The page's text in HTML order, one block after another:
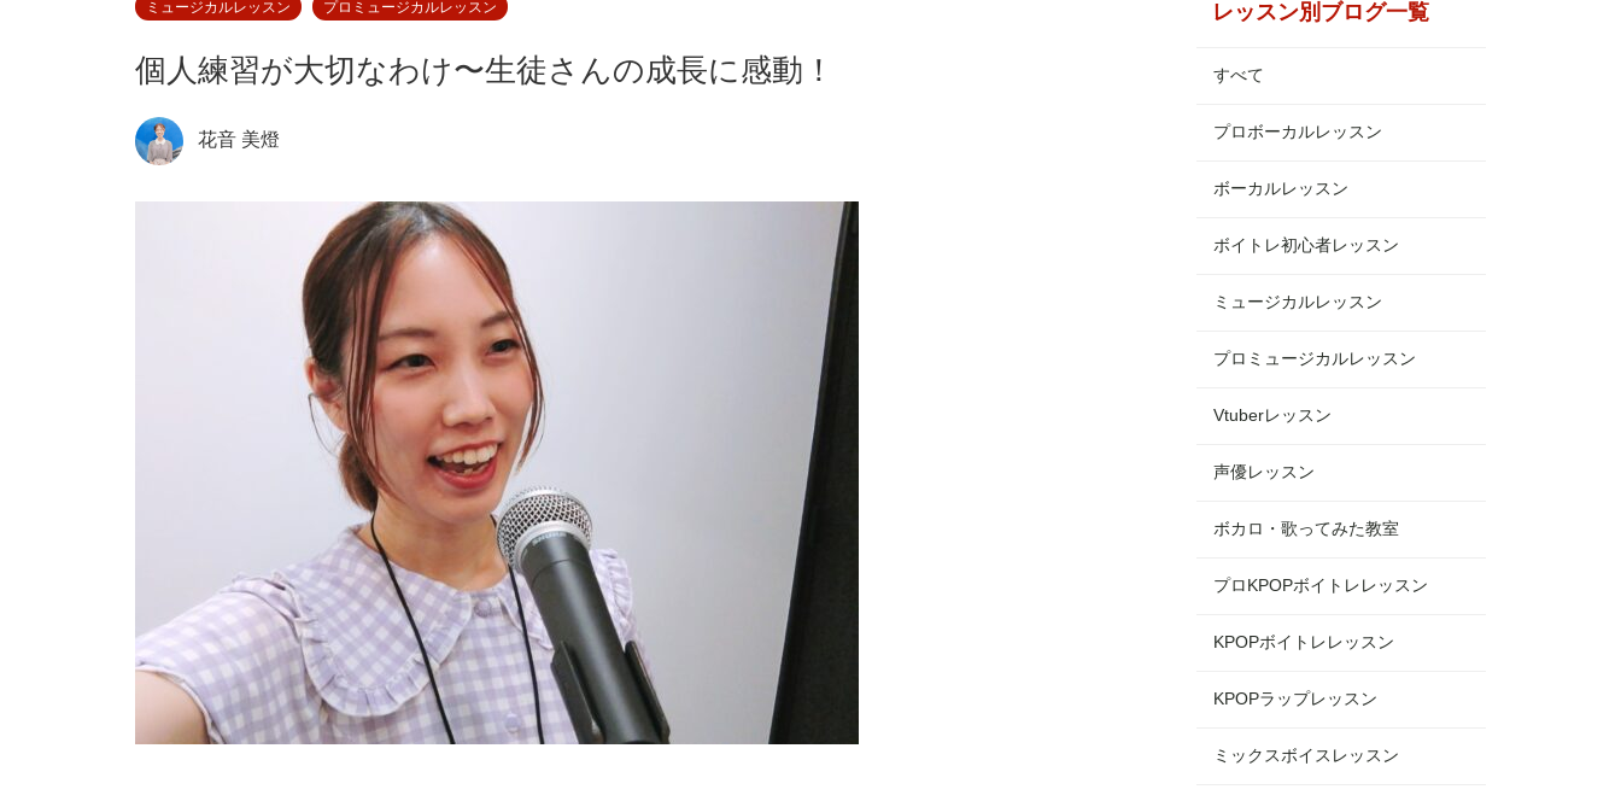
ミュージカルレッスン プロミュージカルレッスン
個人練習が大切なわけ〜生徒さんの成長に感動！
花音 美燈
レッスン別ブログ一覧
すべて
プロボーカルレッスン
ボーカルレッスン
ボイトレ初心者レッスン
ミュージカルレッスン
プロミュージカルレッスン
Vtuberレッスン
声優レッスン
ボカロ・歌ってみた教室
プロKPOPボイトレレッスン
KPOPボイトレレッスン
KPOPラップレッスン
ミックスボイスレッスン